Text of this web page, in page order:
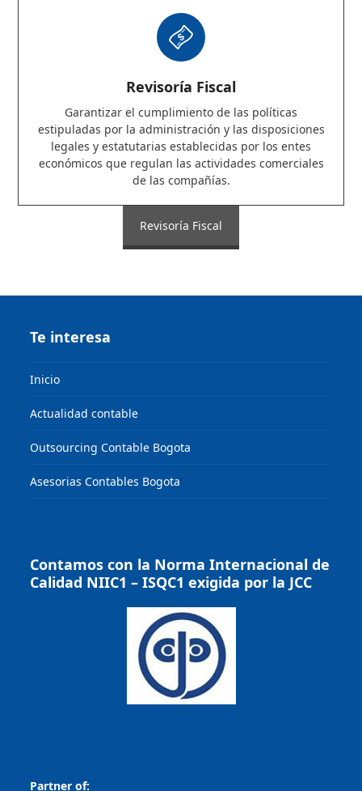
Revisoría Fiscal
Garantizar el cumplimiento de las políticas
estipuladas por la administración y las disposiciones
legales y estatutarias establecidas por los entes
económicos que regulan las actividades comerciales
de las compañías.
Revisoría Fiscal
Te interesa
Inicio
Actualidad contable
Outsourcing Contable Bogota
Asesorias Contables Bogota
Contamos con la Norma Internacional de
Calidad NIIC1 – ISQC1 exigida por la JCC
Partner of: